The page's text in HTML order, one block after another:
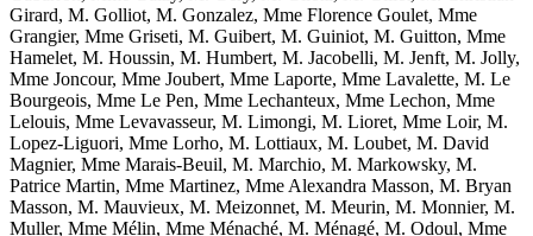
Girard, M. Golliot, M. Gonzalez, Mme Florence Goulet, Mme
Grangier, Mme Griseti, M. Guibert, M. Guiniot, M. Guitton, Mme
Hamelet, M. Houssin, M. Humbert, M. Jacobelli, M. Jenft, M. Jolly,
Mme Joncour, Mme Joubert, Mme Laporte, Mme Lavalette, M. Le
Bourgeois, Mme Le Pen, Mme Lechanteux, Mme Lechon, Mme
Lelouis, Mme Levavasseur, M. Limongi, M. Lioret, Mme Loir, M.
Lopez-Liguori, Mme Lorho, M. Lottiaux, M. Loubet, M. David
Magnier, Mme Marais-Beuil, M. Marchio, M. Markowsky, M.
Patrice Martin, Mme Martinez, Mme Alexandra Masson, M. Bryan
Masson, M. Mauvieux, M. Meizonnet, M. Meurin, M. Monnier, M.
Muller, Mme Mélin, Mme Ménaché, M. Ménagé, M. Odoul, Mme